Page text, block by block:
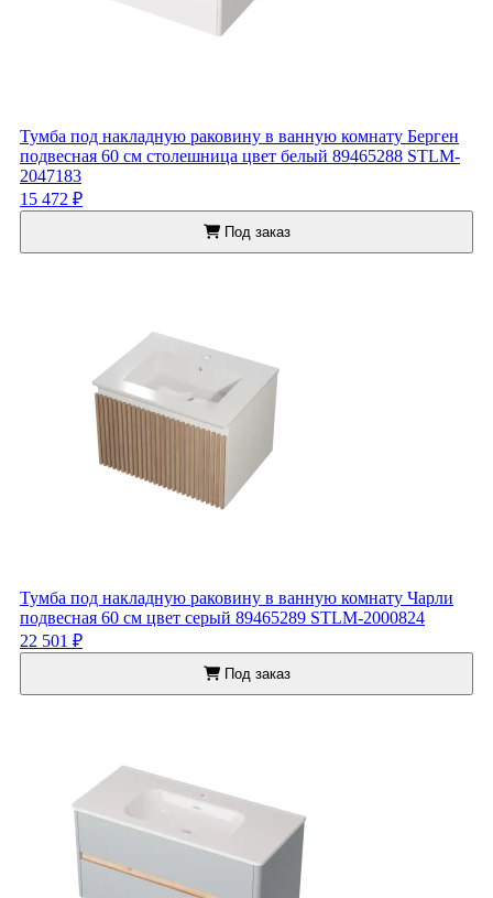
Тумба под накладную раковину в ванную комнату Берген
подвесная 60 см столешница цвет белый 89465288 STLM-
2047183
15 472 ₽
Под заказ
Тумба под накладную раковину в ванную комнату Чарли
подвесная 60 см цвет серый 89465289 STLM-2000824
22 501 ₽
Под заказ